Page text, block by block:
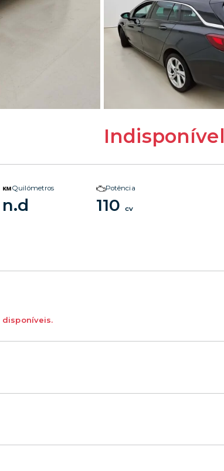
Indisponível
Quilómetros
n.d
Potência
110cv
disponíveis.